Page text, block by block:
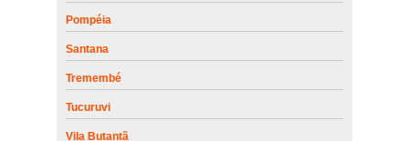
Pompéia
Santana
Tremembé
Tucuruvi
Vila Butantã